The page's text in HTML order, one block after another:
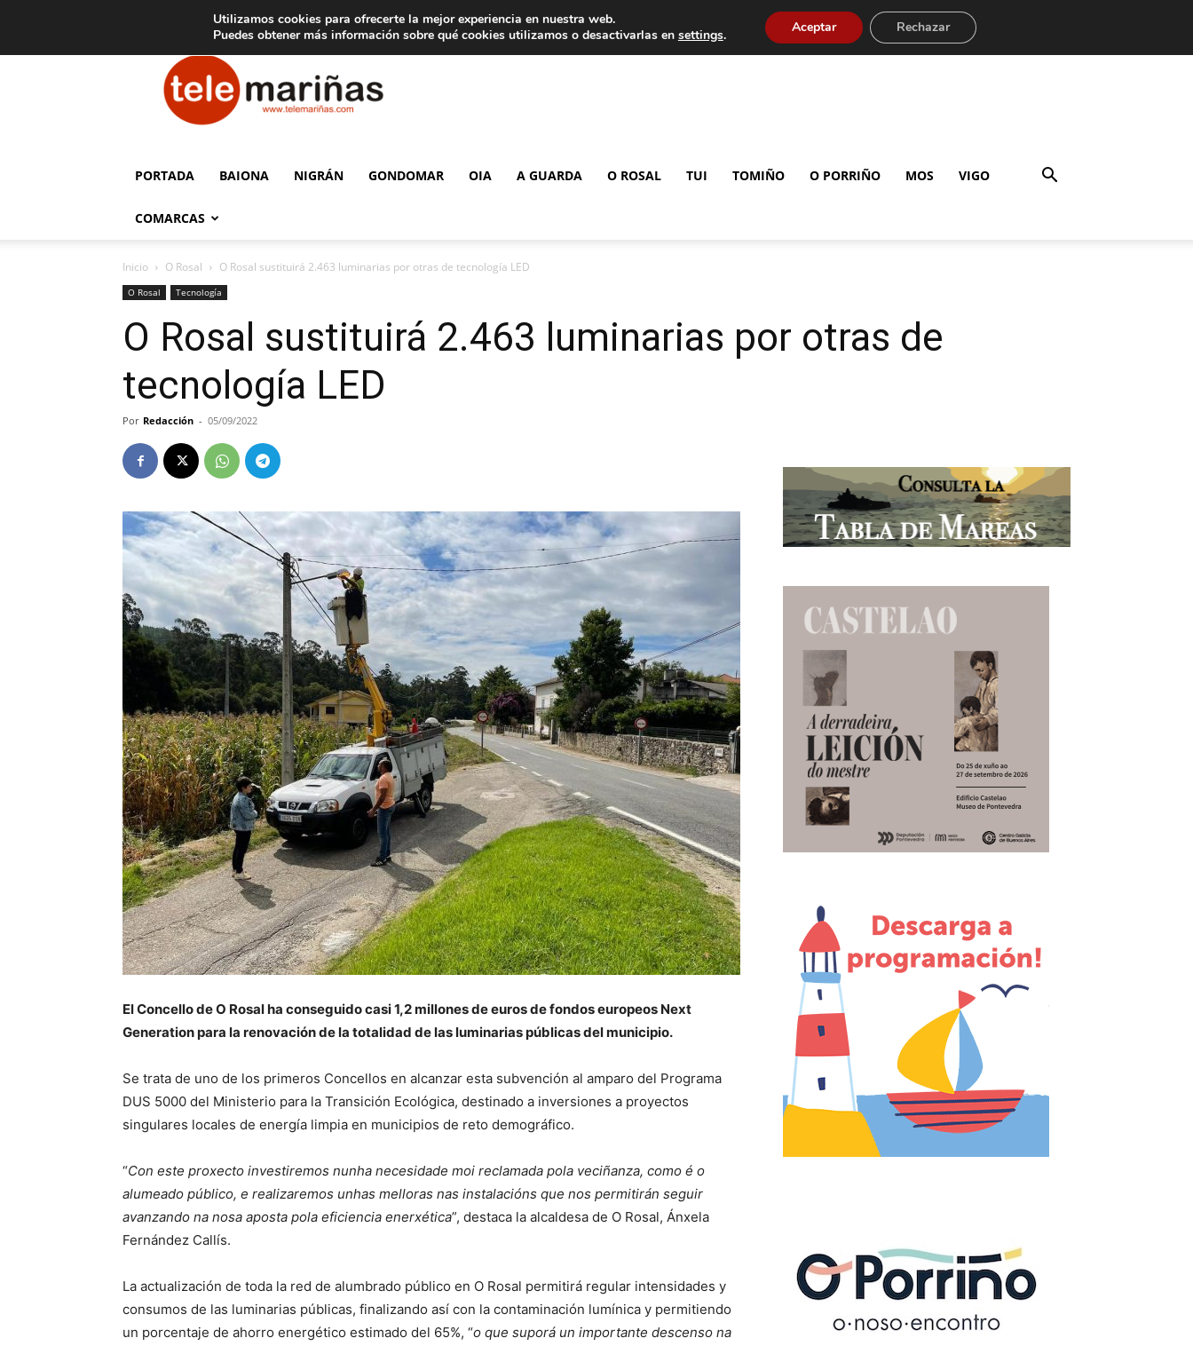
Aviso legal Tarifas de publicidad
Telemariñas
PORTADA BAIONA NIGRÁN GONDOMAR OIA A GUARDA O ROSAL TUI TOMIÑO O PORRIÑO MOS VIGO
COMARCAS
Inicio O Rosal O Rosal sustituirá 2.463 luminarias por otras de tecnología LED
O Rosal Tecnología
O Rosal sustituirá 2.463 luminarias por otras de
tecnología LED
Por Redacción - 05/09/2022
El Concello de O Rosal ha conseguido casi 1,2 millones de euros de fondos europeos Next
Generation para la renovación de la totalidad de las luminarias públicas del municipio.
Se trata de uno de los primeros Concellos en alcanzar esta subvención al amparo del Programa
DUS 5000 del Ministerio para la Transición Ecológica, destinado a inversiones a proyectos
singulares locales de energía limpia en municipios de reto demográfico.
“Con este proxecto investiremos nunha necesidade moi reclamada pola veciñanza, como é o
alumeado público, e realizaremos unhas melloras nas instalacións que nos permitirán seguir
avanzando na nosa aposta pola eficiencia enerxética”, destaca la alcaldesa de O Rosal, Ánxela
Fernández Callís.
La actualización de toda la red de alumbrado público en O Rosal permitirá regular intensidades y
consumos de las luminarias públicas, finalizando así con la contaminación lumínica y permitiendo
un porcentaje de ahorro energético estimado del 65%, “o que suporá un importante descenso na
Utilizamos cookies para ofrecerte la mejor experiencia en nuestra web.
Puedes obtener más información sobre qué cookies utilizamos o desactivarlas en settings. Aceptar Rechazar